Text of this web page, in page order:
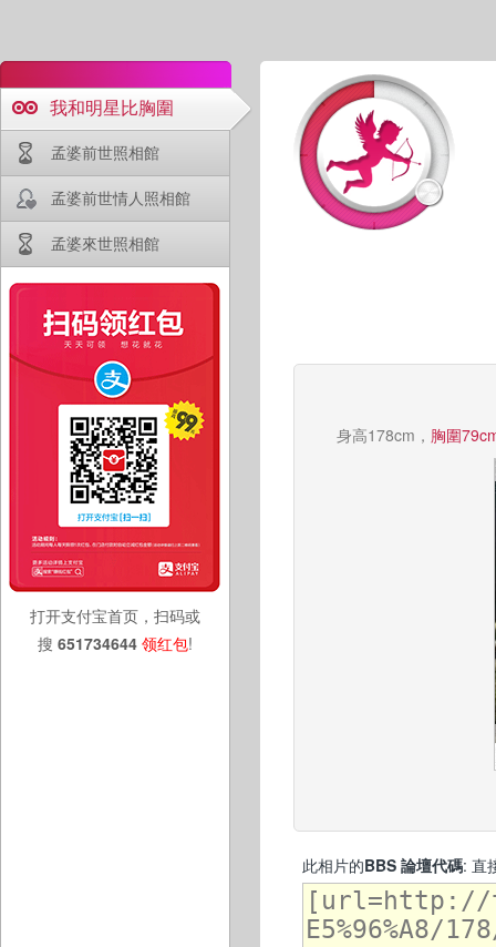
我和明星比胸圍
孟婆前世照相館
孟婆前世情人照相館
孟婆來世照相館
打开支付宝首页，扫码或
搜 651734644 领红包!
身高178cm， 胸圍
此相片的BBS 論壇代碼: 直